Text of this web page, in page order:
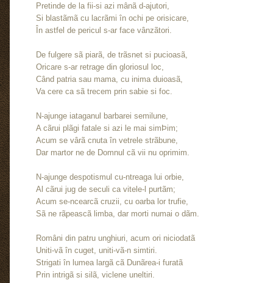
Pretinde de la fii-si azi mânã d-ajutori,
Si blastãmã cu lacrãmi în ochi pe orisicare,
În astfel de pericul s-ar face vânzãtori.
De fulgere sã piarã, de trãsnet si pucioasã,
Oricare s-ar retrage din gloriosul loc,
Când patria sau mama, cu inima duioasã,
Va cere ca sã trecem prin sabie si foc.
N-ajunge iataganul barbarei semilune,
A cãrui plãgi fatale si azi le mai simÞim;
Acum se vârã cnuta în vetrele strãbune,
Dar martor ne de Domnul cã vii nu oprimim.
N-ajunge despotismul cu-ntreaga lui orbie,
Al cãrui jug de seculi ca vitele-l purtãm;
Acum se-ncearcã cruzii, cu oarba lor trufie,
Sã ne rãpeascã limba, dar morti numai o dãm.
Români din patru unghiuri, acum ori niciodatã
Uniti-vã în cuget, uniti-vã-n simtiri.
Strigati în lumea largã cã Dunãrea-i furatã
Prin intrigã si silã, viclene uneltiri.